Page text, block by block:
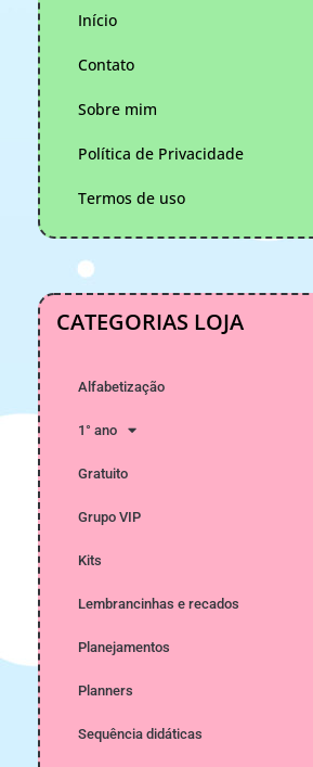
Início
Contato
Sobre mim
Política de Privacidade
Termos de uso
CATEGORIAS LOJA
Alfabetização
1° ano
Gratuito
Grupo VIP
Kits
Lembrancinhas e recados
Planejamentos
Planners
Sequência didáticas